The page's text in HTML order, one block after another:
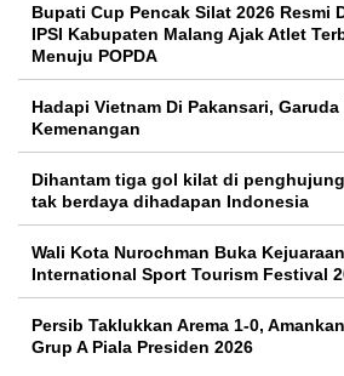
Bupati Cup Pencak Silat 2026 Resmi
IPSI Kabupaten Malang Ajak Atlet
Menuju POPDA
Hadapi Vietnam Di Pakansari,
Kemenangan
Dihantam tiga gol kilat di
tak berdaya dihadapan Indonesia
Wali Kota Nurochman Buka
International Sport Tourism Festival
Persib Taklukkan Arema 1-0,
Grup A Piala Presiden 2026